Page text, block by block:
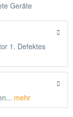
Geräte
1. Defektes
mehr